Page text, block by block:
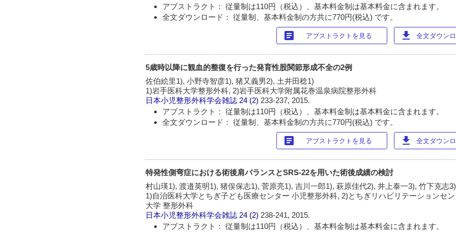
アブストラクト： 従量制は110円（税込）、基本料金制は基本料金に含まれます。
全文ダウンロード： 従量制、基本料金制の方共に770円(税込) です。
article アブストラクトを見る download 全文ダウン
5歳時以降に観血的整復を行った発育性股関節形成不全の2例
佐伯絵里1), 小野寺智彦1), 猪又義男2), 土井田稔1)
1)岩手医科大学整形外科, 2)岩手医科大学附属花巻温泉病院整形外科
日本小児整形外科学会雑誌 24 (2) 233-237, 2015.
アブストラクト： 従量制は110円（税込）、基本料金制は基本料金に含まれます。
全文ダウンロード： 従量制、基本料金制の方共に770円(税込) です。
article アブストラクトを見る download 全文ダウン
特発性側弯症における術後肩バランスとSRS-22を用いた術後成績の検討
村山瑛1), 渡邉英明1), 猪俣保志1), 菅原亮1), 吉川一郎1), 萩原佳代2), 井上泰一3), 竹下克志3)
1)自治医科大学とちぎ子ども医療センター 小児整形外科, 2)とちぎリハビリテーションセ
大学 整形外科
日本小児整形外科学会雑誌 24 (2) 238-241, 2015.
アブストラクト： 従量制は110円（税込）、基本料金制は基本料金に含まれます。